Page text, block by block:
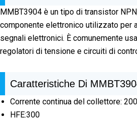
MMBT3904 è un tipo di transistor
componente elettronico utilizzato per
segnali elettronici. È comunemente
regolatori di tensione e circuiti di
Caratteristiche Di
Corrente continua del collettore:
HFE:300